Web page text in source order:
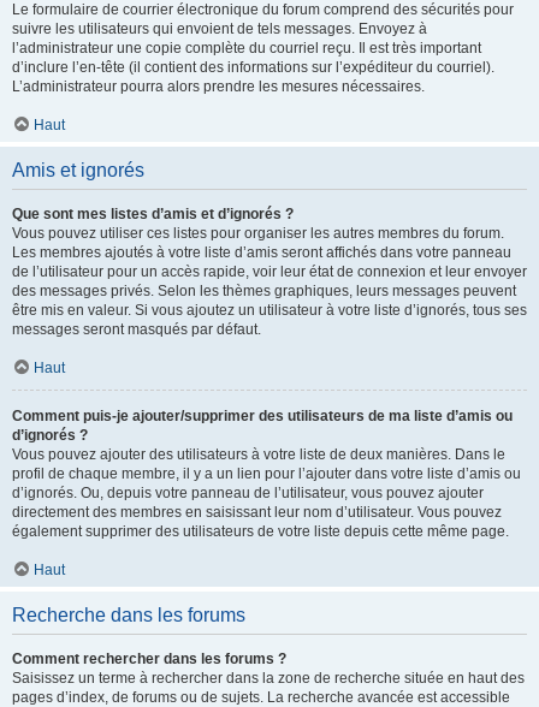
Le formulaire de courrier électronique du forum comprend des sécurités pour
suivre les utilisateurs qui envoient de tels messages. Envoyez à
l’administrateur une copie complète du courriel reçu. Il est très important
d’inclure l’en-tête (il contient des informations sur l’expéditeur du courriel).
L’administrateur pourra alors prendre les mesures nécessaires.
Haut
Amis et ignorés
Que sont mes listes d’amis et d’ignorés ?
Vous pouvez utiliser ces listes pour organiser les autres membres du forum.
Les membres ajoutés à votre liste d’amis seront affichés dans votre panneau
de l’utilisateur pour un accès rapide, voir leur état de connexion et leur envoyer
des messages privés. Selon les thèmes graphiques, leurs messages peuvent
être mis en valeur. Si vous ajoutez un utilisateur à votre liste d’ignorés, tous ses
messages seront masqués par défaut.
Haut
Comment puis-je ajouter/supprimer des utilisateurs de ma liste d’amis ou
d’ignorés ?
Vous pouvez ajouter des utilisateurs à votre liste de deux manières. Dans le
profil de chaque membre, il y a un lien pour l’ajouter dans votre liste d’amis ou
d’ignorés. Ou, depuis votre panneau de l’utilisateur, vous pouvez ajouter
directement des membres en saisissant leur nom d’utilisateur. Vous pouvez
également supprimer des utilisateurs de votre liste depuis cette même page.
Haut
Recherche dans les forums
Comment rechercher dans les forums ?
Saisissez un terme à rechercher dans la zone de recherche située en haut des
pages d’index, de forums ou de sujets. La recherche avancée est accessible